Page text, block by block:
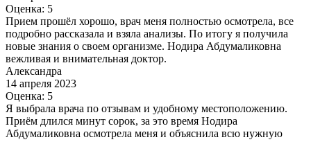
Оценка: 5
Прием прошёл хорошо, врач меня полностью осмотрела, все
подробно рассказала и взяла анализы. По итогу я получила
новые знания о своем организме. Нодира Абдумаликовна
вежливая и внимательная доктор.
Александра
14 апреля 2023
Оценка: 5
Я выбрала врача по отзывам и удобному местоположению.
Приём длился минут сорок, за это время Нодира
Абдумаликовна осмотрела меня и объяснила всю нужную